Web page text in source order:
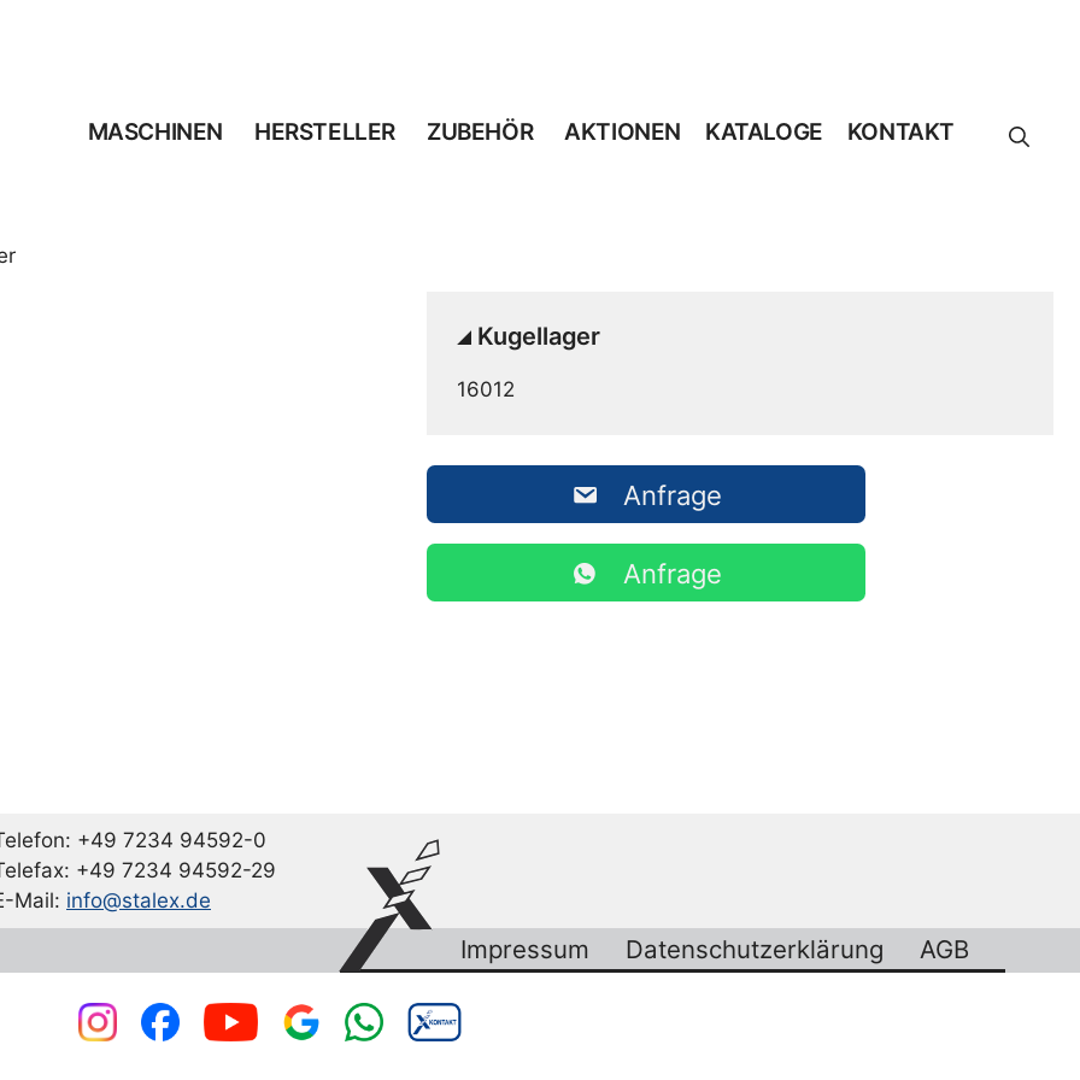
MASCHINEN HERSTELLER ZUBEHÖR AKTIONEN KATALOGE KONTAKT
Kugellager
16012
Anfrage
Anfrage
+49 7234 94592-0
+49 7234 94592-29
Mail: info@stalex.de
Impressum Datenschutzerklärung AGB